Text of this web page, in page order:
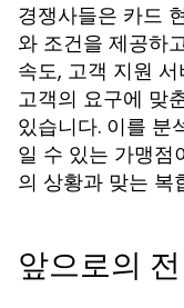
경쟁사들은 카드
와 조건을 제공하
속도, 고객 지원
고객의 요구에 맞
있습니다. 이를 분
일 수 있는 가맹점
의 상황과 맞는 복
앞으로의